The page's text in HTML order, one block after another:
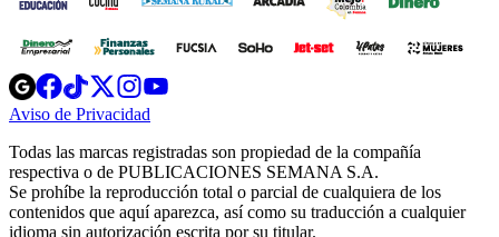
Opens
in
new
Opens
in
new
Opens
in
new
window
Opens
new
windowwindow
Aviso de Privacidad
new
window
Todas las marcas registradas son propiedad de la compañía
respectiva o de PUBLICACIONES SEMANA S.A.
Se prohíbe la reproducción total o parcial de cualquiera de los
contenidos que aquí aparezca, así como su traducción a cualquier
idioma sin autorización escrita por su titular.